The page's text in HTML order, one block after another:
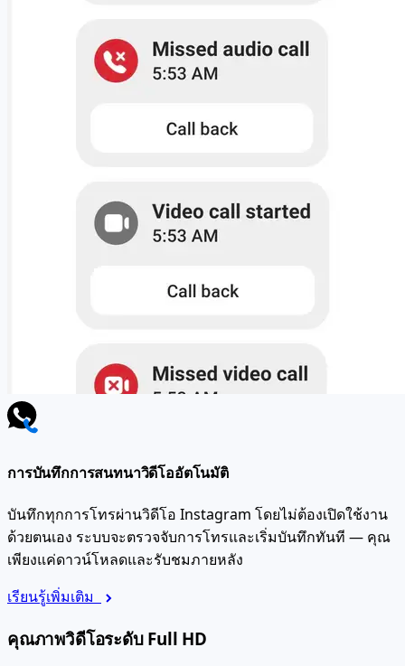
การบันทึกการสนทนาวิดีโออัตโนมัติ
บันทึกทุกการโทรผ่านวิดีโอ Instagram โดยไม่ต้องเปิดใช้งาน
ด้วยตนเอง ระบบจะตรวจจับการโทรและเริ่มบันทึกทันที — คุณ
เพียงแค่ดาวน์โหลดและรับชมภายหลัง
เรียนรู้เพิ่มเติม
คุณภาพวิดีโอระดับ Full HD